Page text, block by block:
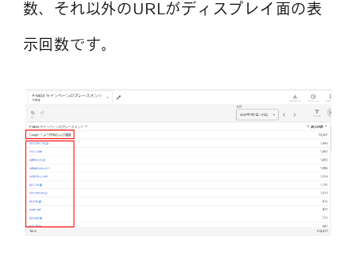
数、それ以外のURLがディスプレイ面の表
示回数です。